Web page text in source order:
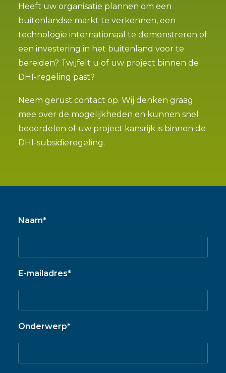
Heeft uw organisatie plannen om een
buitenlandse markt te verkennen, een
technologie internationaal te demonstreren of
een investering in het buitenland voor te
bereiden? Twijfelt u of uw project binnen de
DHI-regeling past?
Neem gerust contact op. Wij denken graag
mee over de mogelijkheden en kunnen snel
beoordelen of uw project kansrijk is binnen de
DHI-subsidieregeling.
Naam*
E-mailadres*
Onderwerp*